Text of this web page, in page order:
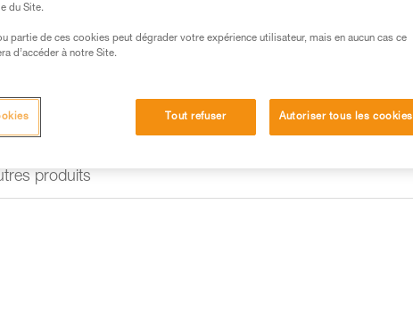
produits
du Site.
partie de ces cookies peut dégrader votre expérience utilisateur, mais en aucun cas ce
d’accéder à notre Site.
Tout refuser Autoriser tous les cookies